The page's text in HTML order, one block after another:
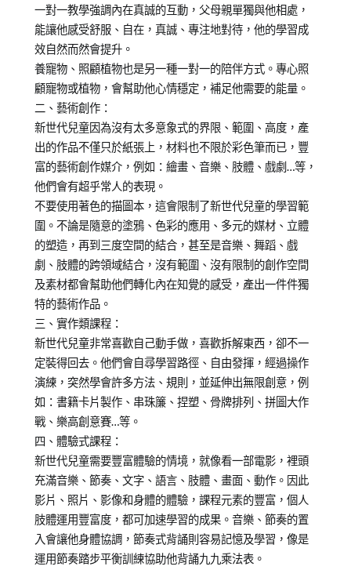
一對一教學強調內在真誠的互動，父母親單獨與他相處，
能讓他感受舒服、自在，真誠、專注地對待，他的學習成
效自然而然會提升。
養寵物、照顧植物也是另一種一對一的陪伴方式。專心照
顧寵物或植物，會幫助他心情穩定，補足他需要的能量。
二、藝術創作：
新世代兒童因為沒有太多意象式的界限、範圍、高度，產
出的作品不僅只於紙張上，材料也不限於彩色筆而已，豐
富的藝術創作媒介，例如：繪畫、音樂、肢體、戲劇…等，
他們會有超乎常人的表現。
不要使用著色的描圖本，這會限制了新世代兒童的學習範
圍。不論是隨意的塗鴉、色彩的應用、多元的媒材、立體
的塑造，再到三度空間的結合，甚至是音樂、舞蹈、戲
劇、肢體的跨領域結合，沒有範圍、沒有限制的創作空間
及素材都會幫助他們轉化內在知覺的感受，產出一件件獨
特的藝術作品。
三、實作類課程：
新世代兒童非常喜歡自己動手做，喜歡拆解東西，卻不一
定裝得回去。他們會自尋學習路徑、自由發揮，經過操作
演練，突然學會許多方法、規則，並延伸出無限創意，例
如：書籍卡片製作、串珠簾、捏塑、骨牌排列、拼圖大作
戰、樂高創意賽…等。
四、體驗式課程：
新世代兒童需要豐富體驗的情境，就像看一部電影，裡頭
充滿音樂、節奏、文字、語言、肢體、畫面、動作。因此
影片、照片、影像和身體的體驗，課程元素的豐富，個人
肢體運用豐富度，都可加速學習的成果。音樂、節奏的置
入會讓他身體協調，節奏式背誦則容易記憶及學習，像是
運用節奏踏步平衡訓練協助他背誦九九乘法表。